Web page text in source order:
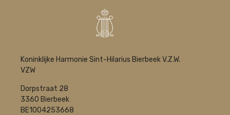
Koninklijke Harmonie Sint-Hilarius Bierbeek V.Z.W.
VZW
Dorpstraat 28
3360 Bierbeek
BE1004253668